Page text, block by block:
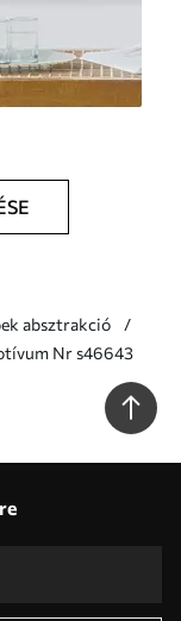
absztrakció
Nr s46643